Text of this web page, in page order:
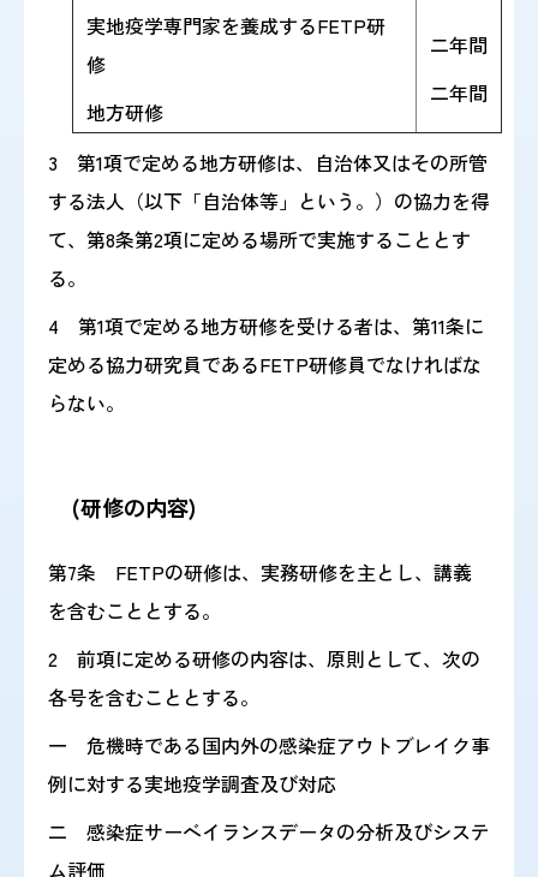
実地疫学専門家を養成するFETP研
修
地方研修
二年間
二年間
3 第1項で定める地方研修は、自治体又はその所管
する法人（以下「自治体等」という。）の協力を得
て、第8条第2項に定める場所で実施することとす
る。
4 第1項で定める地方研修を受ける者は、第11条に
定める協力研究員であるFETP研修員でなければな
らない。
(研修の内容)
第7条 FETPの研修は、実務研修を主とし、講義
を含むこととする。
2 前項に定める研修の内容は、原則として、次の
各号を含むこととする。
一 危機時である国内外の感染症アウトブレイク事
例に対する実地疫学調査及び対応
二 感染症サーベイランスデータの分析及びシステ
ム評価